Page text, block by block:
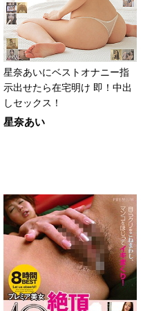
星奈あいにベストオナニー指
示出せたら在宅明け 即！中出
しセックス！
星奈あい